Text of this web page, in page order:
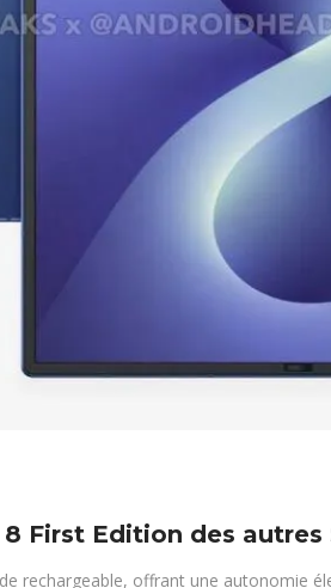
First Edition des autres
rechargeable, offrant une autonomie